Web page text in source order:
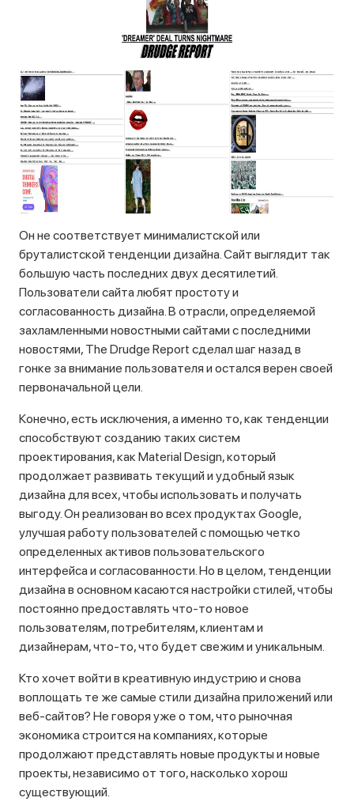
Он не соответствует минималистской или
бруталистской тенденции дизайна. Сайт выглядит так
большую часть последних двух десятилетий.
Пользователи сайта любят простоту и
согласованность дизайна. В отрасли, определяемой
захламленными новостными сайтами с последними
новостями, The Drudge Report сделал шаг назад в
гонке за внимание пользователя и остался верен своей
первоначальной цели.
Конечно, есть исключения, а именно то, как тенденции
способствуют созданию таких систем
проектирования, как Material Design, который
продолжает развивать текущий и удобный язык
дизайна для всех, чтобы использовать и получать
выгоду. Он реализован во всех продуктах Google,
улучшая работу пользователей с помощью четко
определенных активов пользовательского
интерфейса и согласованности. Но в целом, тенденции
дизайна в основном касаются настройки стилей, чтобы
постоянно предоставлять что-то новое
пользователям, потребителям, клиентам и
дизайнерам, что-то, что будет свежим и уникальным.
Кто хочет войти в креативную индустрию и снова
воплощать те же самые стили дизайна приложений или
веб-сайтов? Не говоря уже о том, что рыночная
экономика строится на компаниях, которые
продолжают представлять новые продукты и новые
проекты, независимо от того, насколько хорош
существующий.